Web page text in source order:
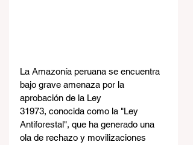
La Amazonía peruana se encuentra
bajo grave amenaza por la
aprobación de la Ley
31973, conocida como la "Ley
Antiforestal", que ha generado una
ola de rechazo y movilizaciones